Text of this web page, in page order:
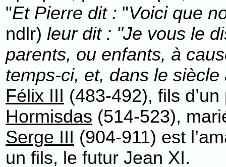
"Et Pierre dit : "Voici que
ndlr) leur dit : "Je vous le
parents, ou enfants, à
temps-ci, et, dans le
Félix III (483-492), fils
Hormisdas (514-523),
Serge III (904-911) est
un fils, le futur Jean XI.